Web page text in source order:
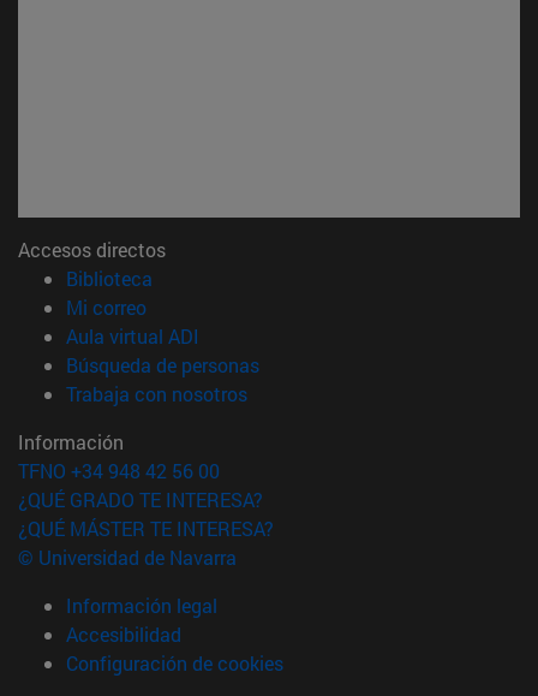
Accesos directos
Biblioteca
Mi correo(abre en nueva ventana)
Aula virtual ADI
Búsqueda de personas(abre en nueva ventana)
Trabaja con nosotros(abre en nueva ventana)
Información
TFNO +34 948 42 56 00
¿QUÉ GRADO TE INTERESA?
¿QUÉ MÁSTER TE INTERESA?
© Universidad de Navarra
Información legal
Accesibilidad
Configuración de cookies